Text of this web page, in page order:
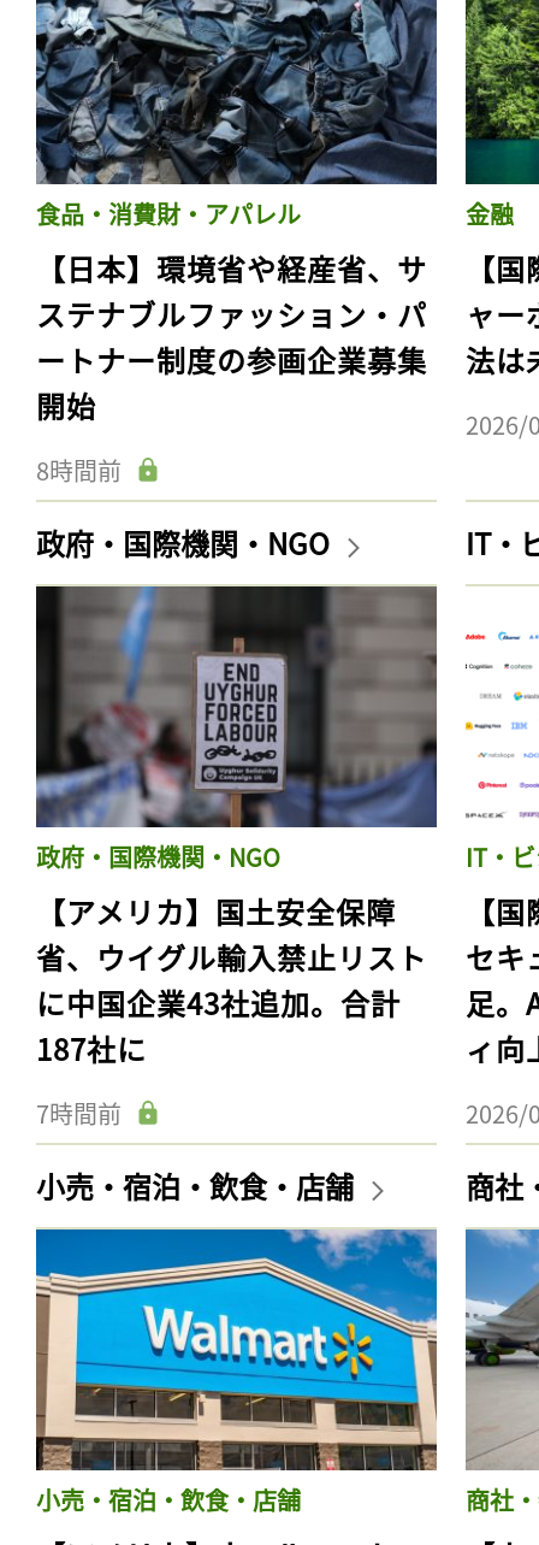
食品・消費財・アパレル
【日本】環境省や経産省、サ
ステナブルファッション・パ
ートナー制度の参画企業募集
開始
8時間前
金融
【
ャー
法は
2026/
政府・国際機関・NGO
政府・国際機関・NGO
【アメリカ】国土安全保障
省、ウイグル輸入禁止リスト
に中国企業43社追加。合計
187社に
7時間前
IT・
IT・
【
セキ
足。
ィ向
2026/
小売・宿泊・飲食・店舗
小売・宿泊・飲食・店舗
商社
商社